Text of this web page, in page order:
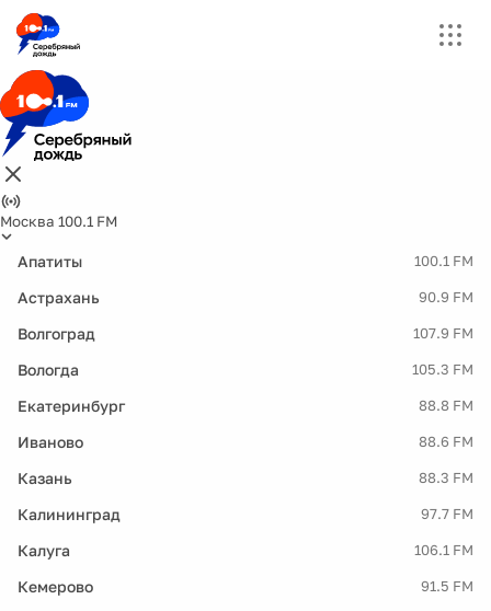
Москва 100.1 FM
Апатиты 100.1 FM
Астрахань 90.9 FM
Волгоград 107.9 FM
Вологда 105.3 FM
Екатеринбург 88.8 FM
Иваново 88.6 FM
Казань 88.3 FM
Калининград 97.7 FM
Калуга 106.1 FM
Кемерово 91.5 FM